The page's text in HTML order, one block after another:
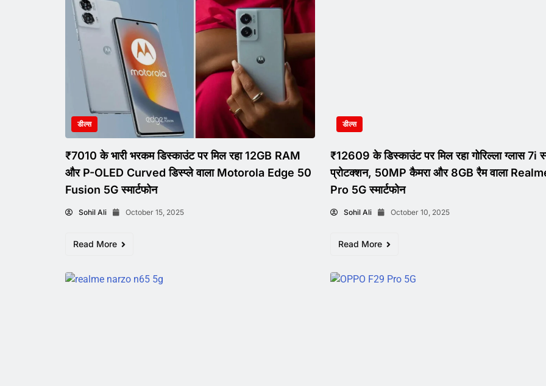
डील्स
₹7010 के भारी भरकम डिस्काउंट पर मिल रहा 12GB RAM
और P-OLED Curved डिस्प्ले वाला Motorola Edge 50
Fusion 5G स्मार्टफोन
Sohil Ali October 15, 2025
Read More
डील्स
₹12609 के डिस्काउंट पर मिल रहा गोरिल्ला ग्लास 7i
प्रोटक्शन, 50MP कैमरा और 8GB रैम वाला
Pro 5G स्मार्टफोन
Sohil Ali October 10, 2025
Read More